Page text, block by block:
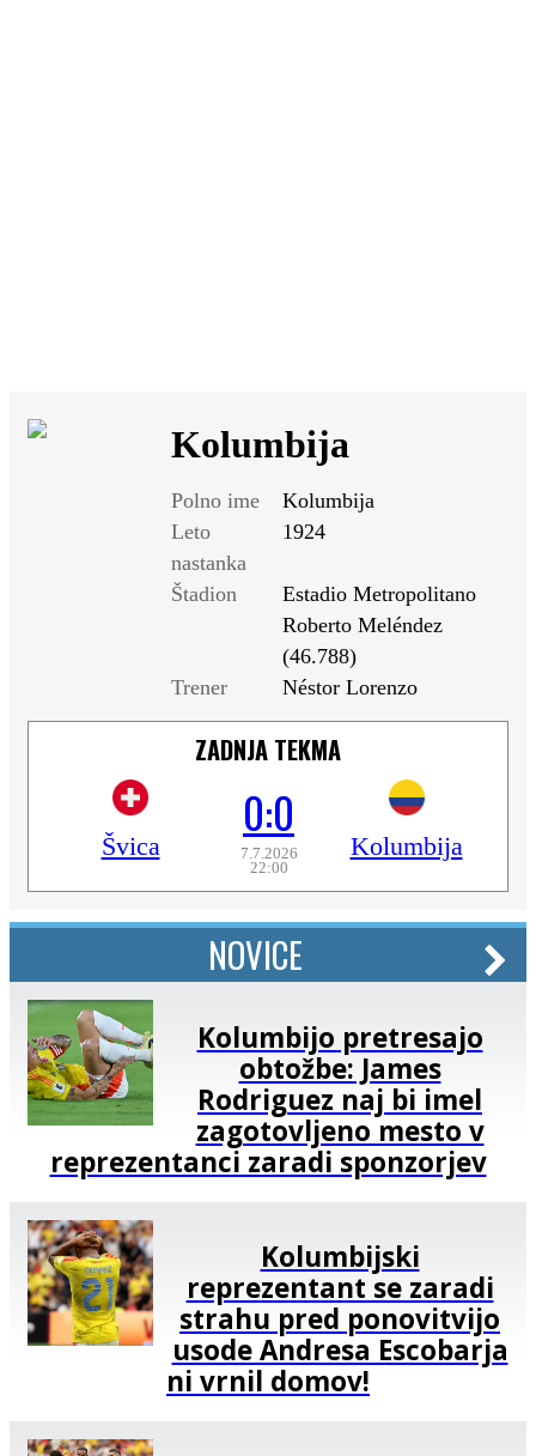
Kolumbija
Polno ime
Kolumbija
Leto
nastanka
1924
Štadion
Estadio Metropolitano
Roberto Meléndez
(46.788)
Trener
Néstor Lorenzo
ZADNJA TEKMA
Švica
0:0
7.7.2026
22:00
Kolumbija
NOVICE
Kolumbijo pretresajo
obtožbe: James
Rodriguez naj bi imel
zagotovljeno mesto v
reprezentanci zaradi sponzorjev
Kolumbijski
reprezentant se zaradi
strahu pred ponovitvijo
usode Andresa Escobarja
ni vrnil domov!